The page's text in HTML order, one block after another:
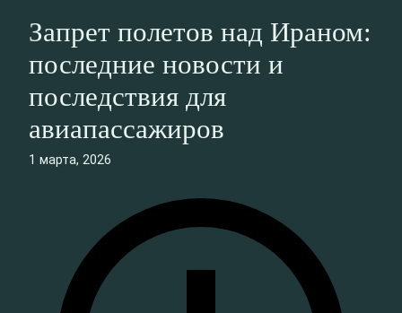
Запрет полетов над Ираном:
последние новости и
последствия для
авиапассажиров
1 марта, 2026